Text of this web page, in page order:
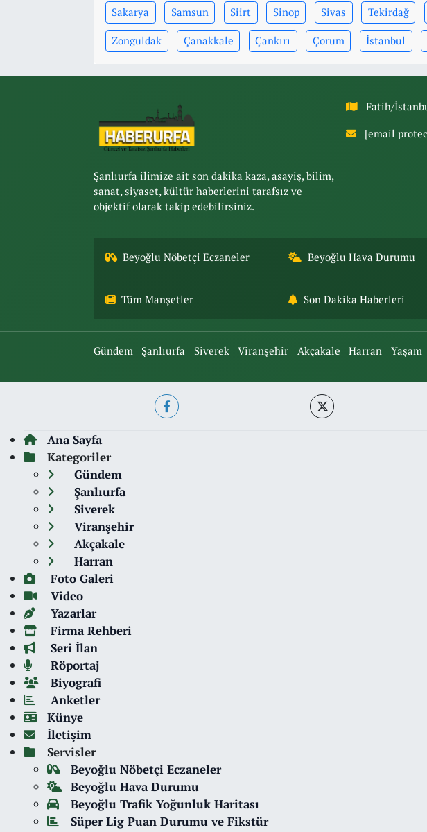
Sakarya Samsun Siirt Sinop Sivas Tekirdağ
Zonguldak Çanakkale Çankırı Çorum İstanbul
Şanlıurfa ilimize ait son dakika kaza, asayiş, bilim,
sanat, siyaset, kültür haberlerini tarafsız ve
objektif olarak takip edebilirsiniz.
Fatih/
[email
Beyoğlu Nöbetçi Eczaneler Beyoğlu Hava Durumu
Tüm Manşetler Son Dakika Haberleri
Gündem Şanlıurfa Siverek Viranşehir Akçakale Harran Yaşam
Ana Sayfa
Kategoriler
Gündem
Şanlıurfa
Siverek
Viranşehir
Akçakale
Harran
Foto Galeri
Video
Yazarlar
Firma Rehberi
Seri İlan
Röportaj
Biyografi
Anketler
Künye
İletişim
Servisler
Beyoğlu Nöbetçi Eczaneler
Beyoğlu Hava Durumu
Beyoğlu Trafik Yoğunluk Haritası
Süper Lig Puan Durumu ve Fikstür